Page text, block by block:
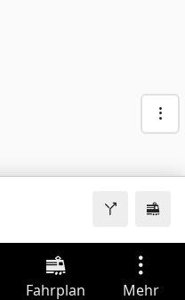
Fahrplan Mehr